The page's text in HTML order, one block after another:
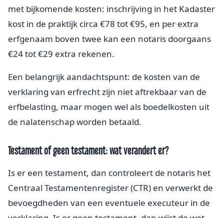
met bijkomende kosten: inschrijving in het Kadaster
kost in de praktijk circa €78 tot €95, en per extra
erfgenaam boven twee kan een notaris doorgaans
€24 tot €29 extra rekenen.
Een belangrijk aandachtspunt: de kosten van de
verklaring van erfrecht zijn niet aftrekbaar van de
erfbelasting, maar mogen wel als boedelkosten uit
de nalatenschap worden betaald.
Testament of geen testament: wat verandert er?
Is er een testament, dan controleert de notaris het
Centraal Testamentenregister (CTR) en verwerkt de
bevoegdheden van een eventuele executeur in de